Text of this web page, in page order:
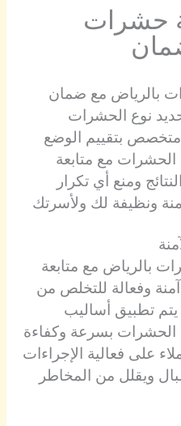
حشرات
بالرياض مع ضمان
نوع الحشرات
بتقييم الوضع
مع متابعة
ومنع أي تكرار
ونظيفة لك ولأسرتك
بالرياض مع متابعة
وفعالة للتخلص من
تطبيق أساليب
بسرعة وكفاءة
على فعالية الإجراءات
ويقلل من المخاطر